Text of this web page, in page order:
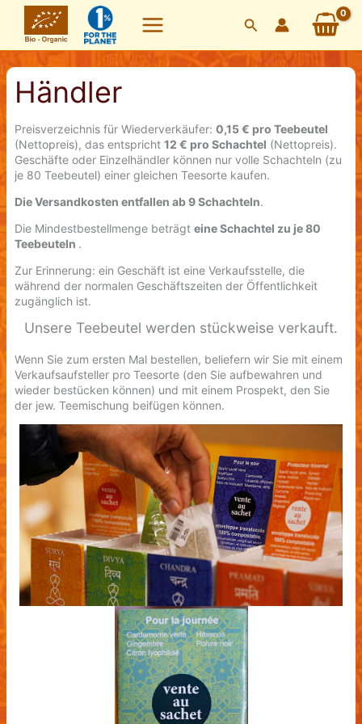
springen
Suchen
Händler
Preisverzeichnis für Wiederverkäufer: 0,15 € pro Teebeutel
(Nettopreis), das entspricht 12 € pro Schachtel (Nettopreis).
Geschäfte oder Einzelhändler können nur volle Schachteln (zu
je 80 Teebeutel) einer gleichen Teesorte kaufen.
Die Versandkosten entfallen ab 9 Schachteln.
Die Mindestbestellmenge beträgt eine Schachtel zu je 80
Teebeuteln .
Zur Erinnerung: ein Geschäft ist eine Verkaufsstelle, die
während der normalen Geschäftszeiten der Öffentlichkeit
zugänglich ist.
Unsere Teebeutel werden stückweise verkauft.
Wenn Sie zum ersten Mal bestellen, beliefern wir Sie mit einem
Verkaufsaufsteller pro Teesorte (den Sie aufbewahren und
wieder bestücken können) und mit einem Prospekt, den Sie
der jew. Teemischung beifügen können.